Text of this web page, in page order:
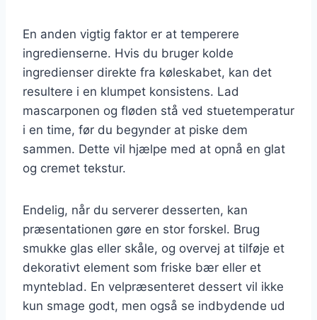
En anden vigtig faktor er at temperere
ingredienserne. Hvis du bruger kolde
ingredienser direkte fra køleskabet, kan det
resultere i en klumpet konsistens. Lad
mascarponen og fløden stå ved stuetemperatur
i en time, før du begynder at piske dem
sammen. Dette vil hjælpe med at opnå en glat
og cremet tekstur.
Endelig, når du serverer desserten, kan
præsentationen gøre en stor forskel. Brug
smukke glas eller skåle, og overvej at tilføje et
dekorativt element som friske bær eller et
mynteblad. En velpræsenteret dessert vil ikke
kun smage godt, men også se indbydende ud